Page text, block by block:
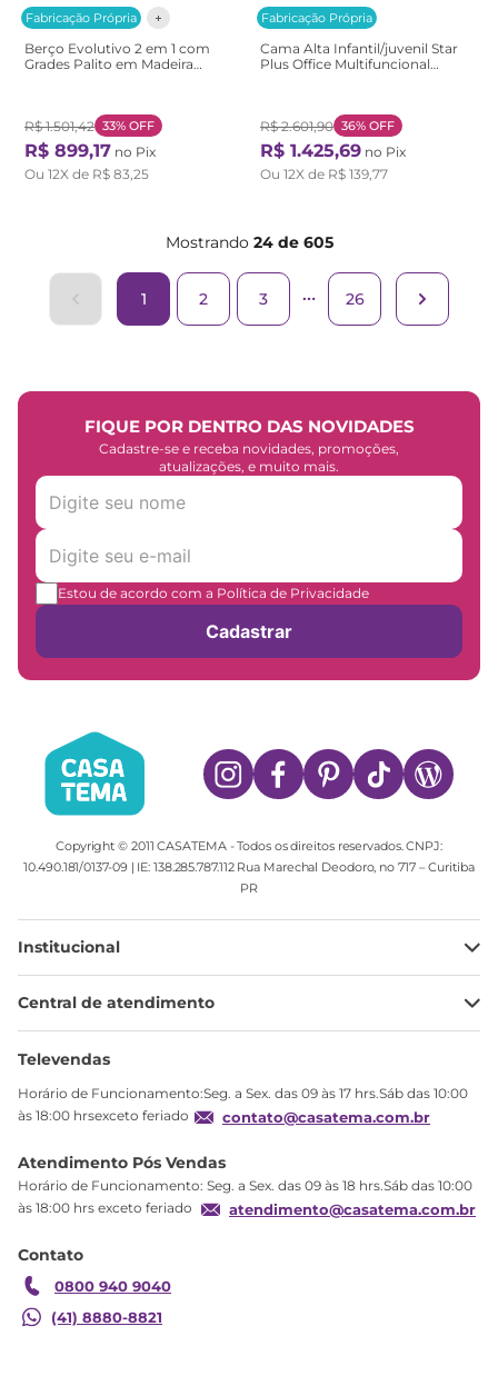
Fabricação Própria
Berço Evolutivo 2 em 1 com
Grades Palito em Madeira
R$ 1.501,42 33% OFF
R$ 899,17 no Pix
Ou 12X de R$ 83,25
Fabricação Própria
Cama Alta Infantil/juvenil Star
Plus Office Multifuncional
R$ 2.601,90 36% OFF
R$ 1.425,69 no Pix
Ou 12X de R$ 139,77
Mostrando 24 de 605
1 2 3 26
FIQUE POR DENTRO DAS NOVIDADES
Cadastre-se e receba novidades, promoções,
atualizações, e muito mais.
Estou de acordo com a Política de Privacidade
Cadastrar
Copyright © 2011 CASATEMA - Todos os direitos reservados. CNPJ:
10.490.181/0137-09 | IE: 138.285.787.112 Rua Marechal Deodoro, no 717 – Curitiba
PR
Institucional
Minha Conta
Meus pedidos
Troca
Garantia
Central de atendimento
Ajuda
Televendas
Horário de Funcionamento:Seg. a Sex. das 09 às 17 hrs.Sáb das 10:00
às 18:00 hrsexceto feriado
contato@casatema.com.br
Atendimento Pós Vendas
Horário de Funcionamento: Seg. a Sex. das 09 às 18 hrs.Sáb das 10:00
às 18:00 hrs exceto feriado
atendimento@casatema.com.br
Contato
0800 940 9040
(41) 8880-8821